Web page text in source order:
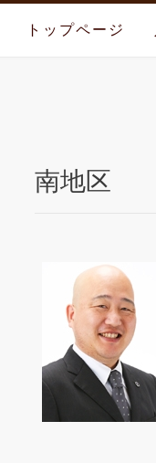
トップページ
南地区